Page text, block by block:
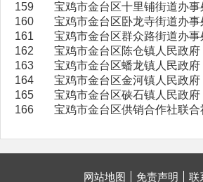
159
宝鸡市金台区十里铺街道办事
160
宝鸡市金台区卧龙寺街道办事
161
宝鸡市金台区群众路街道办事
162
宝鸡市金台区陈仓镇人民政府
163
宝鸡市金台区蟠龙镇人民政府
164
宝鸡市金台区金河镇人民政府
165
宝鸡市金台区硖石镇人民政府
166
宝鸡市金台区供销合作社联合
网站地图 免责声明 联